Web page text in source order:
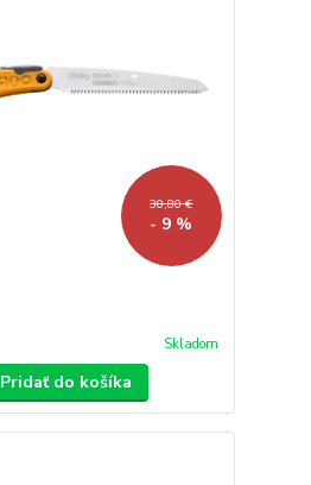
30,80 €
- 9 %
Skladom
Pridať do košíka